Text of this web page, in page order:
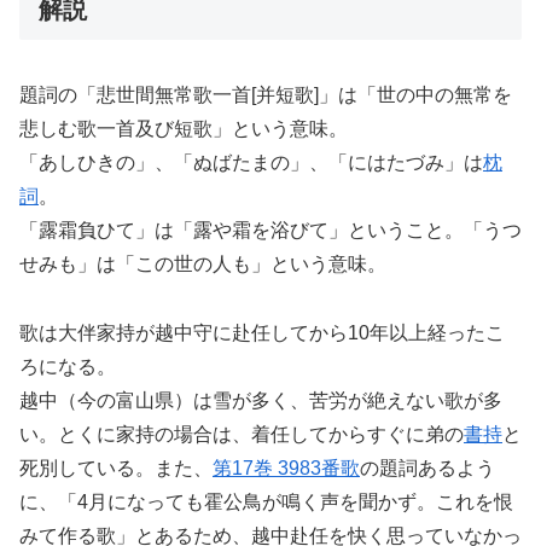
解説
題詞の「悲世間無常歌一首[并短歌]」は「世の中の無常を
悲しむ歌一首及び短歌」という意味。
「あしひきの」、「ぬばたまの」、「にはたづみ」は枕
詞 。
「露霜負ひて」は「露や霜を浴びて」ということ。「うつ
せみも」は「この世の人も」という意味。
歌は大伴家持が越中守に赴任してから10年以上経ったこ
ろになる。
越中（今の富山県）は雪が多く、苦労が絶えない歌が多
い。とくに家持の場合は、着任してからすぐに弟の書持と
死別している。また、 第17巻 3983番歌の題詞あるよう
に、「4月になっても霍公鳥が鳴く声を聞かず。これを恨
みて作る歌」とあるため、越中赴任を快く思っていなかっ